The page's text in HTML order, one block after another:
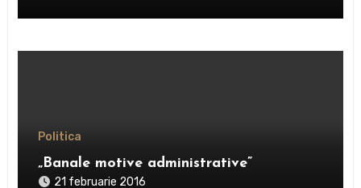
Politica
„Banale motive administrative”
21 februarie 2016